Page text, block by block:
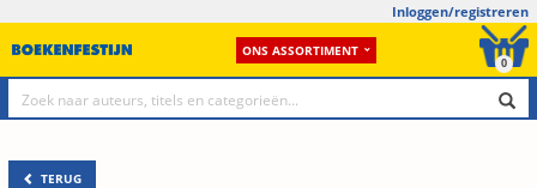
Inloggen/registreren
ONS ASSORTIMENT
0
TERUG